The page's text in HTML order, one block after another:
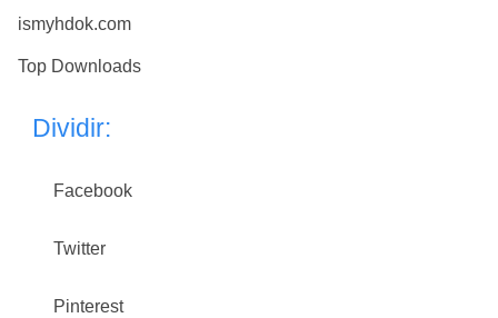
ismyhdok.com
Top Downloads
Dividir:
Facebook
Twitter
Pinterest